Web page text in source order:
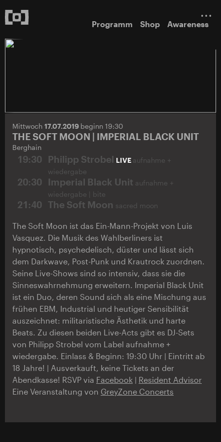
Programm Shop Awareness
Mittwoch 17.07.2019 beginn 19:30
THE SOFT MOON | IMPERIAL BLACK UNIT
Berghain
19:30 Philipp Strobel LIVE aufnahme +
wiedergabe
20:30 Imperial Black Unit aufnahme +
wiedergabe | bite
21:40 The Soft Moon sacred moon
The Soft Moon ist das Ein-Mann-Projekt von Luis
Vasquez. Die Musik des Wahlberliners ist
hypnotisch, psychedelisch, düster und lässt sich
dem Darkwave, Post-Punk und Krautrock zuordnen.
Seine Live-Shows sind so intensiv, dass sie die
Sinneswahrnehmung erweitern. Imperial Black Unit
ist ein Duo, deren Sound sich als eine Mischung aus
frühen EBM, Industrial und heutiger Sensibilität
auszeichnet: militaristische Ästhetik und harte
Beats. Zu diesen beiden Live-Acts gibt es DJ-Sets
von Philipp Strobel vom Label aufnahme +
wiedergabe. Einlass & Beginn: 19:30 Uhr | Eintritt ab
18 Jahre! | Ausverkauft, keine Tickets an der
Abendkasse! RSVP via Facebook | Resident Advisor
Eine Veranstaltung von GreyZone Concerts